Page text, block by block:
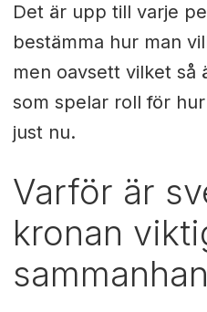
Det är upp till varje
bestämma hur man
men oavsett vilket så
som spelar roll för
just nu.
Varför är
kronan